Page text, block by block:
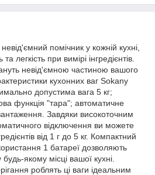
помічник у кожній кухні,
легкість при вимірі інгредієнтів.
невід'ємною частиною вашого
кухонних ваг Sokany
допустима вага 5 кг;
функція "тара"; автоматичне
Завдяки високоточним
відключення ви можете
від 1 г до 5 кг. Компактний
1 батареї дозволяють
якому місці вашої кухні.
роблять ці ваги ідеальним